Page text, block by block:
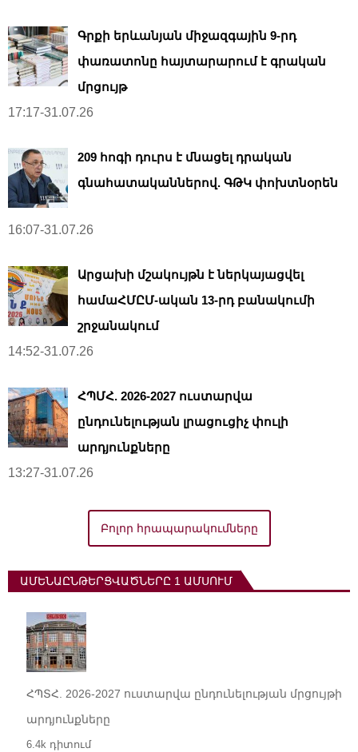
Գրքի երևանյան միջազգային 9-րդ
փառատոնը հայտարարում է գրական
մրցույթ
17:17-31.07.26
209 հոգի դուրս է մնացել դրական
գնահատականներով. ԳԹԿ փոխտնօրեն
16:07-31.07.26
Արցախի մշակույթն է ներկայացվել
համաՀՄԸՄ-ական 13-րդ բանակումի
շրջանակում
14:52-31.07.26
ՀՊՄՀ. 2026-2027 ուստարվա
ընդունելության լրացուցիչ փուլի
արդյունքները
13:27-31.07.26
Բոլոր հրապարակումները
ԱՄԵՆԱԸՆԹԵՐՑՎԱԾՆԵՐԸ 1 ԱՄՍՈՒՄ
ՀՊՏՀ. 2026-2027 ուստարվա ընդունելության մրցույթի
արդյունքները
6.4k դիտում